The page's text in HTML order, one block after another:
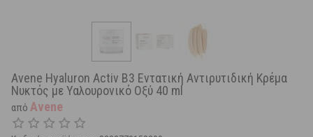
Avene Hyaluron Activ B3 Εντατική Αντιρυτιδική Κρέμα
Νυκτός με Υαλουρονικό Οξύ 40 ml
από Avene